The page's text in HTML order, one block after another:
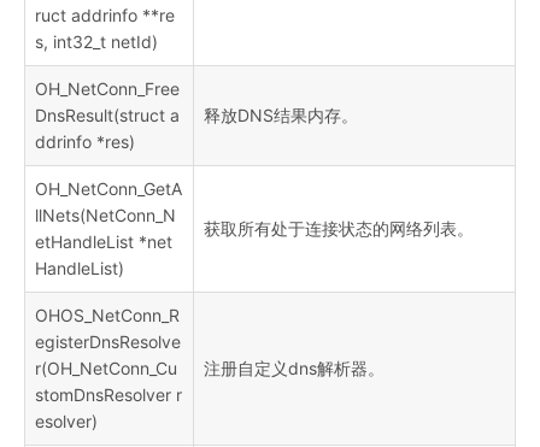
ruct addrinfo **re
s, int32_t netId)
OH_NetConn_Free
DnsResult(struct a
ddrinfo *res)
释放DNS结果内存。
OH_NetConn_GetA
llNets(NetConn_N
etHandleList *net
HandleList)
获取所有处于连接状态的网络列表。
OHOS_NetConn_R
egisterDnsResolve
r(OH_NetConn_Cu
stomDnsResolver r
esolver)
注册自定义dns解析器。